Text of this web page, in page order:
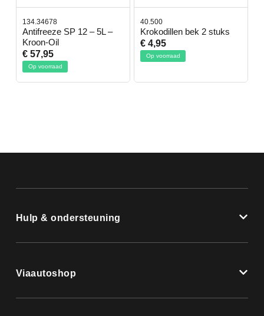
134.34678
Antifreeze SP 12 – 5L –
Kroon-Oil
€ 57,95
Op voorraad
40.500
Krokodillen bek 2 stuks
€ 4,95
Op voorraad
Hulp & ondersteuning
Viaautoshop